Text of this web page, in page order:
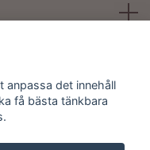
anpassa det innehåll
få bästa tänkbara